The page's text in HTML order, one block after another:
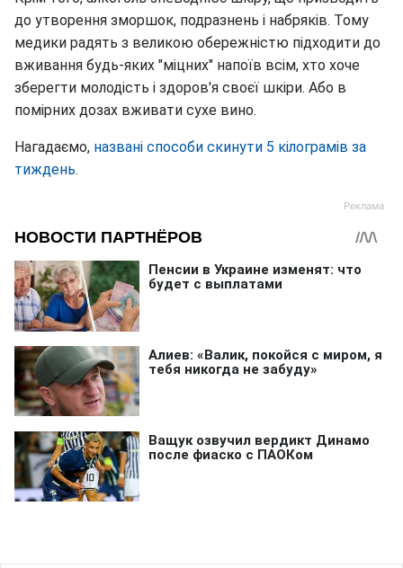
до утворення зморшок, подразнень і набряків. Тому
медики радять з великою обережністю підходити до
вживання будь-яких "міцних" напоїв всім, хто хоче
зберегти молодість і здоров'я своєї шкіри. Або в
помірних дозах вживати сухе вино.
Нагадаємо, названі способи скинути 5 кілограмів за
тиждень.